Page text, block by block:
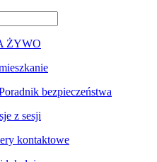
ŻYWO
bezpieczeństwa
z sesji
kontaktowe